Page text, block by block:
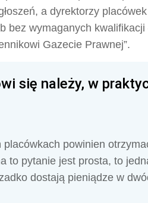
a dyrektorzy placówek
bez wymaganych kwalifikacji
Gazecie Prawnej”.
się należy, w
powinien
to pytanie jest prosta, to
dostają pieniądze w